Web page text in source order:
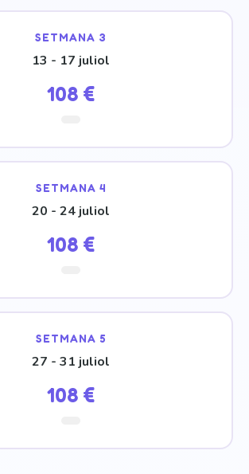
SETMANA 3
13 - 17 juliol
108 €
SETMANA 4
20 - 24 juliol
108 €
SETMANA 5
27 - 31 juliol
108 €